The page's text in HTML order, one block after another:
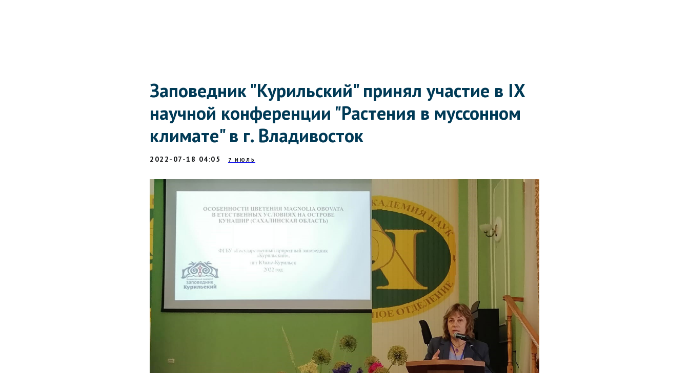
Заповедник "Курильский" принял участие в IX
научной конференции "Растения в муссонном
климате" в г. Владивосток
2022-07-18 04:05 7 ИЮЛЬ